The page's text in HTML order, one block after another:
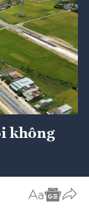
không